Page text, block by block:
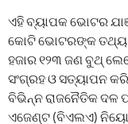
ଏହି ବ୍ୟାପକ ଭୋଟର
କୋଟି ଭୋଟରଙ୍କ ତଥ୍ୟ
ହଜାର ୧୨୩ ଜଣ ବୁଥ୍‌
ସଂଗ୍ରହ ଓ ସତ୍ୟାପନ
ବିଭିନ୍ନ ରାଜନୈତିକ ଦଳ
ଏଜେଣ୍ଟ (ବିଏଲଏ)